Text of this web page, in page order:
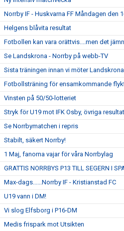
Norrby IF - Huskvarna FF Måndagen den
Helgens blåvita resultat
Fotbollen kan vara orättvis....men det
Se Landskrona - Norrby på webb-TV
Sista träningen innan vi möter Landskrona
Fotbollsträning för ensamkommande
Vinsten på 50/50-lotteriet
Stryk för U19 mot IFK Osby, övriga
Se Norrbymatchen i repris
Stabilt, säkert Norrby!
1 Maj, fanorna vajar för våra Norrbylag
GRATTIS NORRBYS P13 TILL SEGERN I
Max-dags......Norrby IF - Kristianstad FC
U19 vann i DM!
Vi slog Elfsborg i P16-DM
Medis frispark mot Utsikten